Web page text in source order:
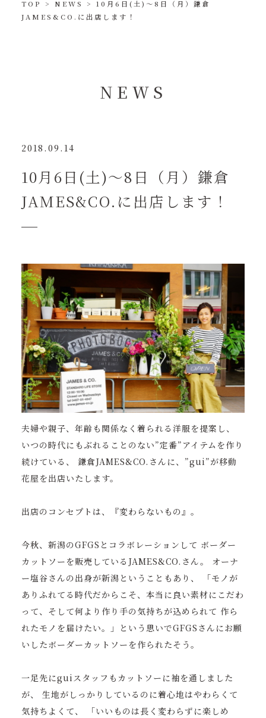
TOP > NEWS > 10月6日(土)〜8日（月）鎌倉
JAMES&CO.に出店します！
NEWS
2018.09.14
10月6日(土)〜8日（月）鎌倉
JAMES&CO.に出店します！
夫婦や親子、年齢も関係なく着られる洋服を提案し、
いつの時代にもぶれることのない”定番”アイテムを作り
続けている、 鎌倉JAMES&CO.さんに、”gui”が移動
花屋を出店いたします。
出店のコンセプトは、『変わらないもの』。
今秋、新潟のGFGSとコラボレーションして ボーダー
カットソーを販売しているJAMES&CO.さん。 オーナ
ー塩谷さんの出身が新潟ということもあり、 「モノが
ありふれてる時代だからこそ、本当に良い素材にこだわ
って、そして何より作り手の気持ちが込められて 作ら
れたモノを届けたい。」という思いでGFGSさんにお願
いしたボーダーカットソーを作られたそう。
一足先にguiスタッフもカットソーに袖を通しました
が、 生地がしっかりしているのに着心地はやわらくて
気持ちよくて、 「いいものは長く変わらずに楽しめ